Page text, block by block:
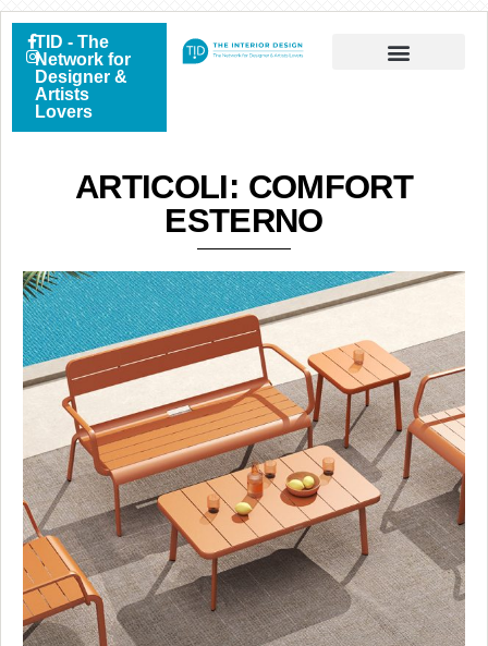
TID - The
Network for
Designer &
Artists
Lovers
ARTICOLI: COMFORT
ESTERNO